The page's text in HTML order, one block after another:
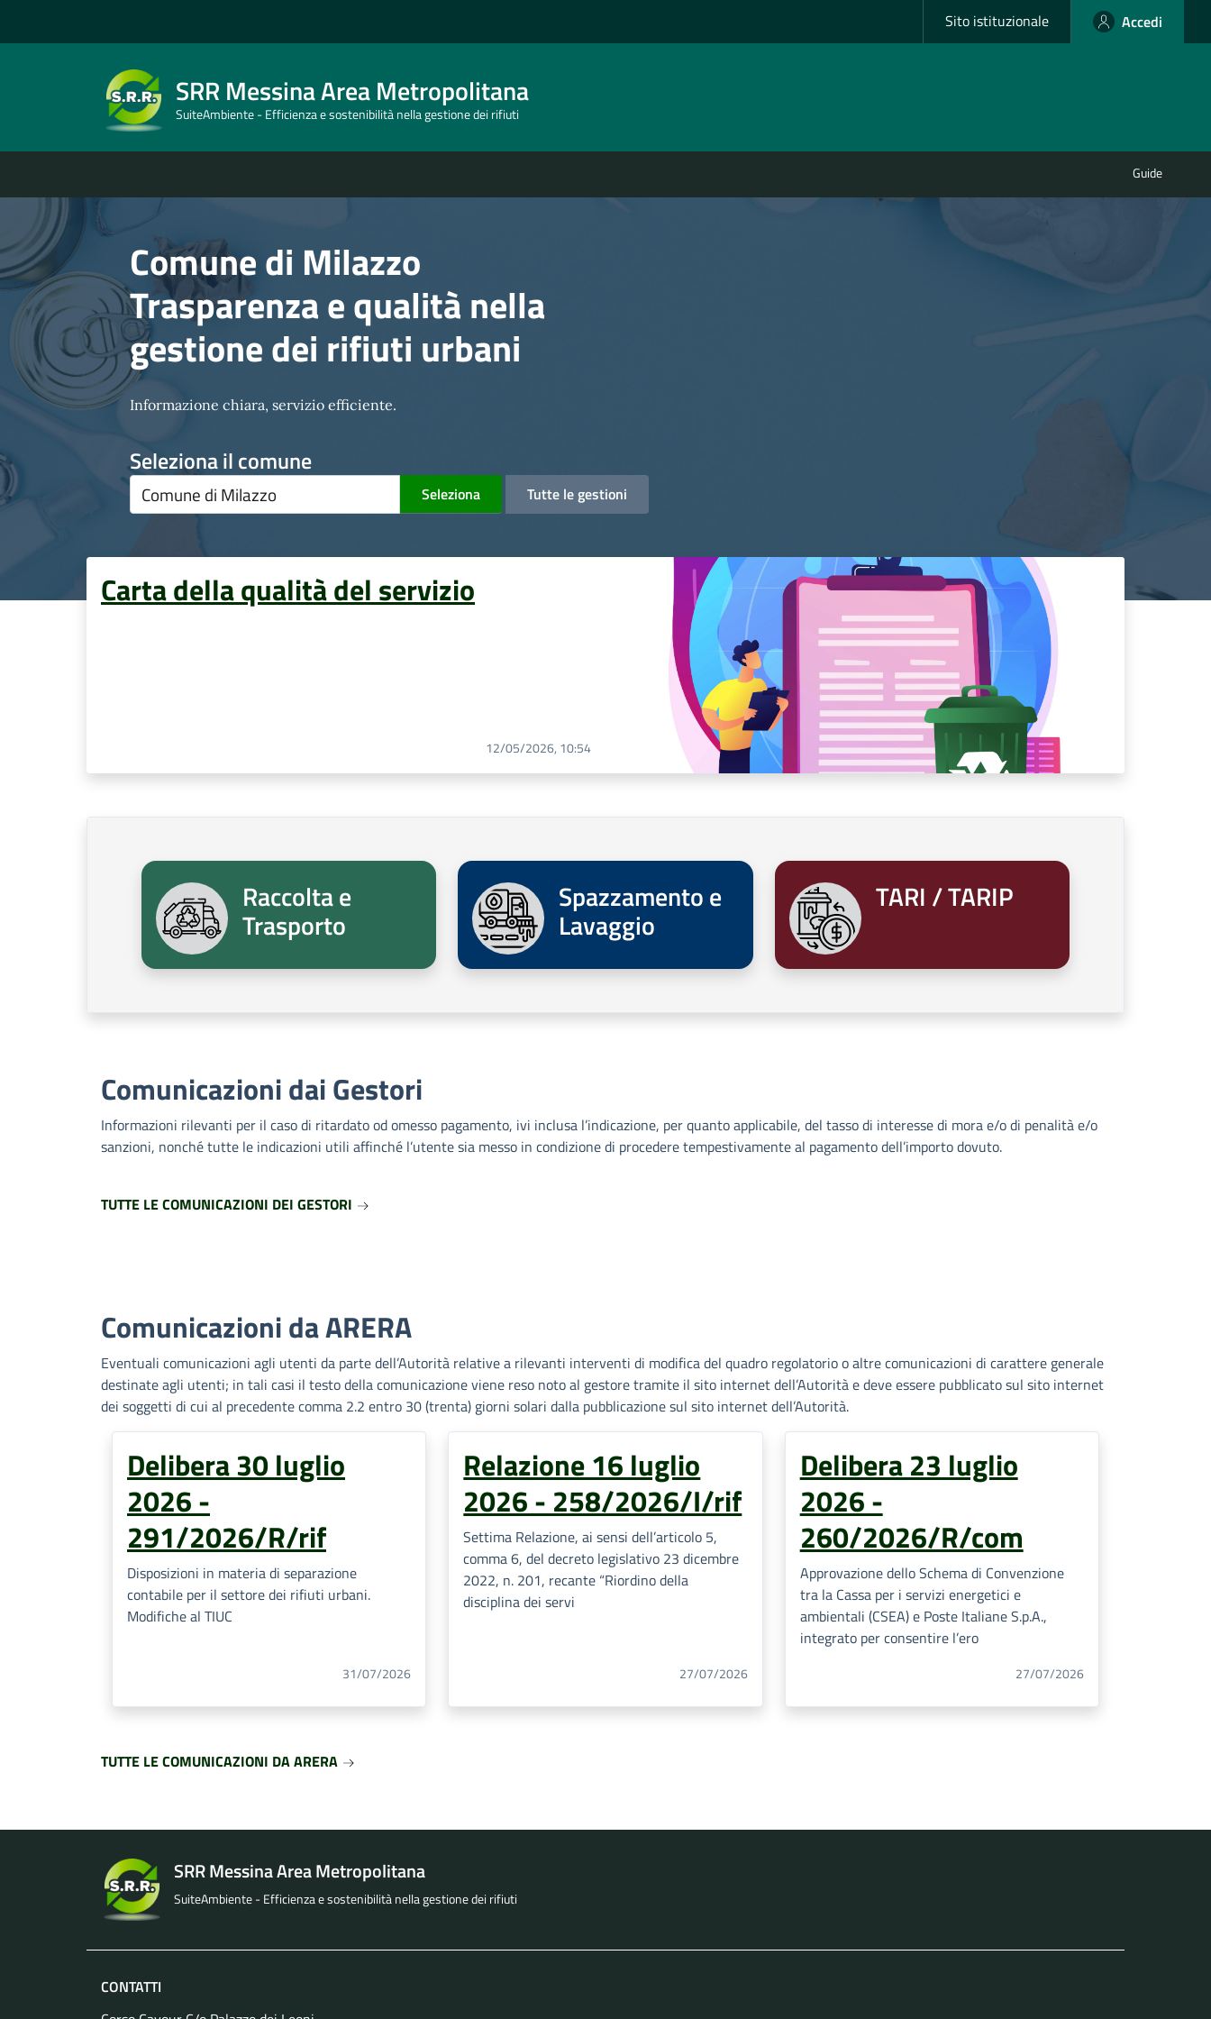
Sito istituzionale Accedi
SRR Messina Area Metropolitana
SuiteAmbiente - Efficienza e sostenibilità nella gestione dei rifiuti
Guide
Comune di Milazzo
Trasparenza e qualità nella
gestione dei rifiuti urbani
Informazione chiara, servizio efficiente.
Seleziona il comune
Seleziona Tutte le gestioni
Carta della qualità del servizio
12/05/2026, 10:54
Raccolta e
Trasporto
Spazzamento e
Lavaggio
TARI / TARIP
Comunicazioni dai Gestori
Informazioni rilevanti per il caso di ritardato od omesso pagamento, ivi inclusa l’indicazione, per quanto applicabile, del tasso di interesse di mora e/o di penalità e/o
sanzioni, nonché tutte le indicazioni utili affinché l’utente sia messo in condizione di procedere tempestivamente al pagamento dell’importo dovuto.
TUTTE LE COMUNICAZIONI DEI GESTORI
Comunicazioni da ARERA
Eventuali comunicazioni agli utenti da parte dell’Autorità relative a rilevanti interventi di modifica del quadro regolatorio o altre comunicazioni di carattere generale
destinate agli utenti; in tali casi il testo della comunicazione viene reso noto al gestore tramite il sito internet dell’Autorità e deve essere pubblicato sul sito internet
dei soggetti di cui al precedente comma 2.2 entro 30 (trenta) giorni solari dalla pubblicazione sul sito internet dell’Autorità.
Delibera 30 luglio
2026 -
291/2026/R/rif
Disposizioni in materia di separazione
contabile per il settore dei rifiuti urbani.
Modifiche al TIUC
31/07/2026
Relazione 16 luglio
2026 - 258/2026/I/rif
Settima Relazione, ai sensi dell’articolo 5,
comma 6, del decreto legislativo 23 dicembre
2022, n. 201, recante “Riordino della
disciplina dei servi
27/07/2026
Delibera 23 luglio
2026 -
260/2026/R/com
Approvazione dello Schema di Convenzione
tra la Cassa per i servizi energetici e
ambientali (CSEA) e Poste Italiane S.p.A.,
integrato per consentire l’ero
27/07/2026
TUTTE LE COMUNICAZIONI DA ARERA
SRR Messina Area Metropolitana
SuiteAmbiente - Efficienza e sostenibilità nella gestione dei rifiuti
CONTATTI